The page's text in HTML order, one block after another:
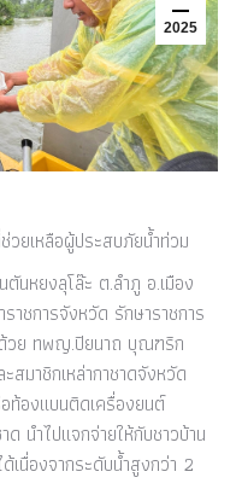
2025
วยเหลือผู้ประสบภัยน้ำท่วม
นหยงลุโล๊ะ ต.ลำภู อ.เมือง
ชการจังหวัด รักษาราชการ
ด้วย ทพญ.ปิยนาถ บุณฑริก
สมาชิกเหล่ากาชาดจังหวัด
ท้องแบนติดเครื่องยนต์
นำไปแจกจ่ายให้กับชาวบ้าน
เนื่องจากระดับน้ำสูงกว่า 2